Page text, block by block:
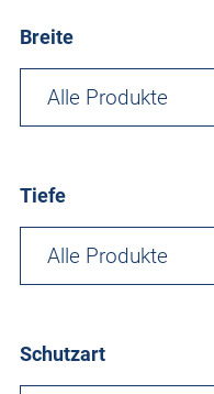
Breite
Tiefe
Schutzart